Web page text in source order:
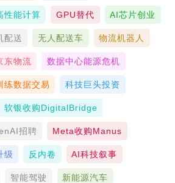
性能计算 GPU替代 AI芯片创业
配送 无人配送车 物流机器人
东物流 数据中心能源危机
练数据交易 科技巨头投资
软银收购DigitalBridge
招聘 Meta收购Manus
级 反内卷 AI科技叙事
智能驾驶 新能源汽车